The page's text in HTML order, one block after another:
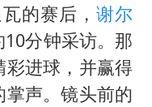
的赛后，谢尔
分钟采访。那
进球，并赢得
声。镜头前的